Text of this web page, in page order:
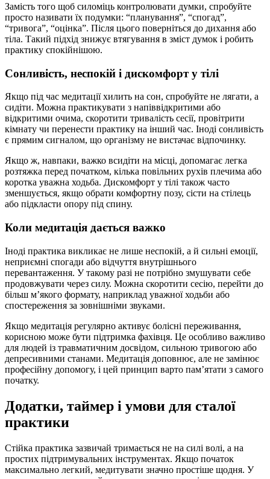
Замість того щоб силоміць контролювати думки, спробуйте
просто називати їх подумки: “планування”, “спогад”,
“тривога”, “оцінка”. Після цього поверніться до дихання або
тіла. Такий підхід знижує втягування в зміст думок і робить
практику спокійнішою.
Сонливість, неспокій і дискомфорт у тілі
Якщо під час медитації хилить на сон, спробуйте не лягати, а
сидіти. Можна практикувати з напіввідкритими або
відкритими очима, скоротити тривалість сесії, провітрити
кімнату чи перенести практику на інший час. Іноді сонливість
є прямим сигналом, що організму не вистачає відпочинку.
Якщо ж, навпаки, важко всидіти на місці, допомагає легка
розтяжка перед початком, кілька повільних рухів плечима або
коротка уважна ходьба. Дискомфорт у тілі також часто
зменшується, якщо обрати комфортну позу, сісти на стілець
або підкласти опору під спину.
Коли медитація дається важко
Іноді практика викликає не лише неспокій, а й сильні емоції,
неприємні спогади або відчуття внутрішнього
перевантаження. У такому разі не потрібно змушувати себе
продовжувати через силу. Можна скоротити сесію, перейти до
більш м’якого формату, наприклад уважної ходьби або
спостереження за зовнішніми звуками.
Якщо медитація регулярно активує болісні переживання,
корисною може бути підтримка фахівця. Це особливо важливо
для людей із травматичним досвідом, сильною тривогою або
депресивними станами. Медитація доповнює, але не замінює
професійну допомогу, і цей принцип варто пам’ятати з самого
початку.
Додатки, таймер і умови для сталої
практики
Стійка практика зазвичай тримається не на силі волі, а на
простих підтримувальних інструментах. Якщо початок
максимально легкий, медитувати значно простіше щодня. У